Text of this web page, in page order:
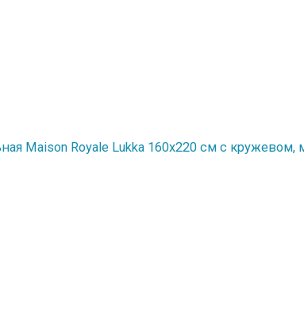
Maison Royale Lukka 160х220 см с кружевом,